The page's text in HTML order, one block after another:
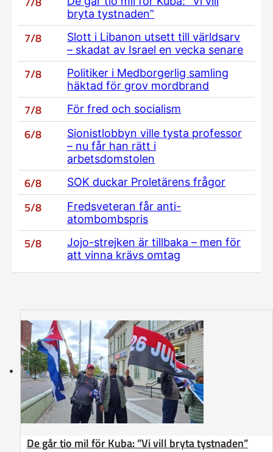
bryta tystnaden”
7/8
Slott i Libanon utsett till världsarv
– skadat av Israel en vecka senare
7/8
Politiker i Medborgerlig samling
häktad för grov mordbrand
7/8 För fred och socialism
6/8
Sionistlobbyn ville tysta professor
– nu får han rätt i
arbetsdomstolen
6/8 SOK duckar Proletärens frågor
5/8
Fredsveteran får anti-
atombombspris
5/8
Jojo-strejken är tillbaka – men för
att vinna krävs omtag
De går tio mil för Kuba: ”Vi vill bryta tystnaden”